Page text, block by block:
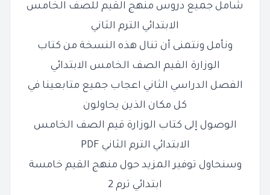
شامل جميع دروس منهج القيم للصف الخامس
الابتدائي الترم الثاني
ونأمل ونتمنى أن تنال هذه النسخة من كتاب
الوزارة القيم الصف الخامس الابتدائي
الفصل الدراسي الثاني اعجاب جميع متابعينا في
كل مكان الذين يحاولون
الوصول إلى كتاب الوزارة قيم الصف الخامس
الابتدائي الترم الثاني PDF
وسنحاول توفير المزيد حول منهج القيم خامسة
ابتدائي ترم 2